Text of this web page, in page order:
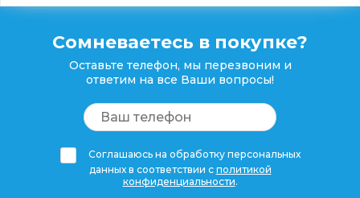
Сомневаетесь в покупке?
Оставьте телефон, мы перезвоним и
ответим на все Ваши вопросы!
Соглашаюсь на обработку персональных
данных в соответствии с политикой
конфиденциальности.